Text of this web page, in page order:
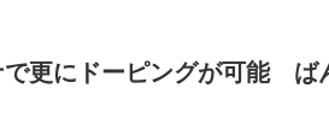
更にドーピングが可能 ば